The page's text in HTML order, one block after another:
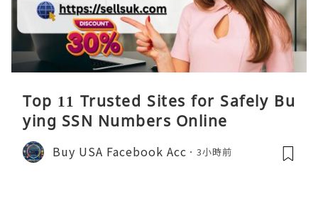
Top 11 Trusted Sites for Safely Bu
ying SSN Numbers Online
Buy USA Facebook Acc 3小時前